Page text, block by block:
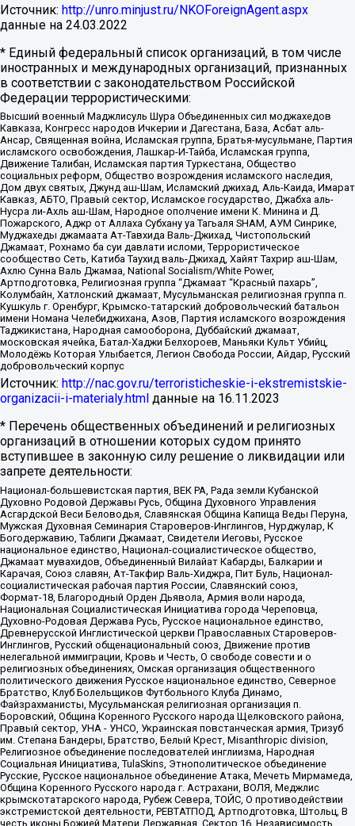
Источник: http://unro.minjust.ru/NKOForeignAgent.aspx
данные на 24.03.2022
* Единый федеральный список организаций, в том числе
иностранных и международных организаций, признанных
в соответствии с законодательством Российской
Федерации террористическими:
Высший военный Маджлисуль Шура Объединенных сил моджахедов
Кавказа, Конгресс народов Ичкерии и Дагестана, База, Асбат аль-
Ансар, Священная война, Исламская группа, Братья-мусульмане, Партия
исламского освобождения, Лашкар-И-Тайба, Исламская группа,
Движение Талибан, Исламская партия Туркестана, Общество
социальных реформ, Общество возрождения исламского наследия,
Дом двух святых, Джунд аш-Шам, Исламский джихад, Аль-Каида, Имарат
Кавказ, АБТО, Правый сектор, Исламское государство, Джабха аль-
Нусра ли-Ахль аш-Шам, Народное ополчение имени К. Минина и Д.
Пожарского, Аджр от Аллаха Субхану уа Тагьаля SHAM, АУМ Синрике,
Муджахеды джамаата Ат-Тавхида Валь-Джихад, Чистопольский
Джамаат, Рохнамо ба суи давлати исломи, Террористическое
сообщество Сеть, Катиба Таухид валь-Джихад, Хайят Тахрир аш-Шам,
Ахлю Сунна Валь Джамаа, National Socialism/White Power,
Артподготовка, Религиозная группа “Джамаат “Красный пахарь”,
Колумбайн, Хатлонский джамаат, Мусульманская религиозная группа п.
Кушкуль г. Оренбург, Крымско-татарский добровольческий батальон
имени Номана Челебиджихана, Азов, Партия исламского возрождения
Таджикистана, Народная самооборона, Дуббайский джамаат,
московская ячейка, Батал-Хаджи Белхороев, Маньяки Культ Убийц,
Молодёжь Которая Улыбается, Легион Свобода России, Айдар, Русский
добровольческий корпус
Источник: http://nac.gov.ru/terroristicheskie-i-ekstremistskie-
organizacii-i-materialy.html данные на 16.11.2023
* Перечень общественных объединений и религиозных
организаций в отношении которых судом принято
вступившее в законную силу решение о ликвидации или
запрете деятельности:
Национал-большевистская партия, ВЕК РА, Рада земли Кубанской
Духовно Родовой Державы Русь, Община Духовного Управления
Асгардской Веси Беловодья, Славянская Община Капища Веды Перуна,
Мужская Духовная Семинария Староверов-Инглингов, Нурджулар, К
Богодержавию, Таблиги Джамаат, Свидетели Иеговы, Русское
национальное единство, Национал-социалистическое общество,
Джамаат мувахидов, Объединенный Вилайат Кабарды, Балкарии и
Карачая, Союз славян, Ат-Такфир Валь-Хиджра, Пит Буль, Национал-
социалистическая рабочая партия России, Славянский союз,
Формат-18, Благородный Орден Дьявола, Армия воли народа,
Национальная Социалистическая Инициатива города Череповца,
Духовно-Родовая Держава Русь, Русское национальное единство,
Древнерусской Инглистической церкви Православных Староверов-
Инглингов, Русский общенациональный союз, Движение против
нелегальной иммиграции, Кровь и Честь, О свободе совести и о
религиозных объединениях, Омская организация общественного
политического движения Русское национальное единство, Северное
Братство, Клуб Болельщиков Футбольного Клуба Динамо,
Файзрахманисты, Мусульманская религиозная организация п.
Боровский, Община Коренного Русского народа Щелковского района,
Правый сектор, УНА - УНСО, Украинская повстанческая армия, Тризуб
им. Степана Бандеры, Братство, Белый Крест, Misanthropic division,
Религиозное объединение последователей инглиизма, Народная
Социальная Инициатива, TulaSkins, Этнополитическое объединение
Русские, Русское национальное объединение Атака, Мечеть Мирмамеда,
Община Коренного Русского народа г. Астрахани, ВОЛЯ, Меджлис
крымскотатарского народа, Рубеж Севера, ТОЙС, О противодействии
экстремистской деятельности, РЕВТАТПОД, Артподготовка, Штольц, В
честь иконы Божией Матери Державная, Сектор 16, Независимость,